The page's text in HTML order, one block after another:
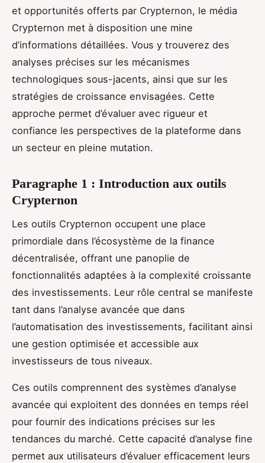
et opportunités offerts par Crypternon, le média
Crypternon met à disposition une mine
d’informations détaillées. Vous y trouverez des
analyses précises sur les mécanismes
technologiques sous-jacents, ainsi que sur les
stratégies de croissance envisagées. Cette
approche permet d’évaluer avec rigueur et
confiance les perspectives de la plateforme dans
un secteur en pleine mutation.
Paragraphe 1 : Introduction aux outils
Crypternon
Les outils Crypternon occupent une place
primordiale dans l’écosystème de la finance
décentralisée, offrant une panoplie de
fonctionnalités adaptées à la complexité croissante
des investissements. Leur rôle central se manifeste
tant dans l’analyse avancée que dans
l’automatisation des investissements, facilitant ainsi
une gestion optimisée et accessible aux
investisseurs de tous niveaux.
Ces outils comprennent des systèmes d’analyse
avancée qui exploitent des données en temps réel
pour fournir des indications précises sur les
tendances du marché. Cette capacité d’analyse fine
permet aux utilisateurs d’évaluer efficacement leurs